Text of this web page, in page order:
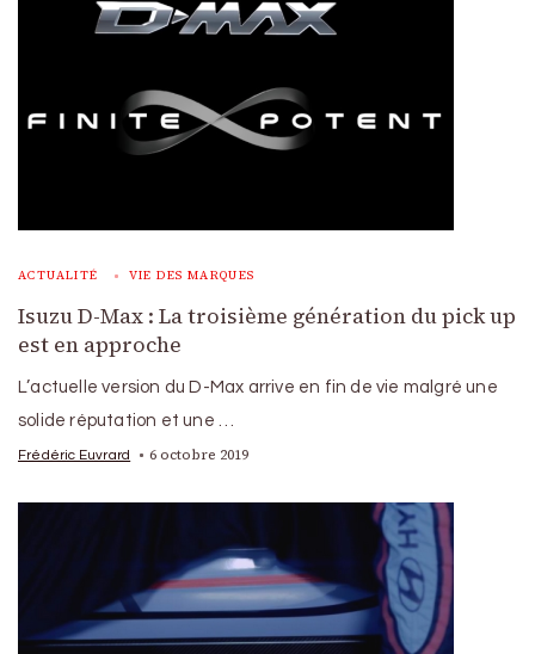
ACTUALITÉ VIE DES MARQUES
Isuzu D-Max : La troisième génération du pick up
est en approche
L’actuelle version du D-Max arrive en fin de vie malgré une
solide réputation et une …
Frédéric Euvrard 6 octobre 2019